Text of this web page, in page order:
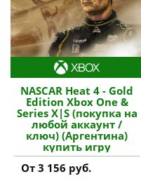
NASCAR Heat 4 - Gold
Edition Xbox One &
Series X|S (покупка на
любой аккаунт /
ключ) (Аргентина)
купить игру
От 3 156 руб.